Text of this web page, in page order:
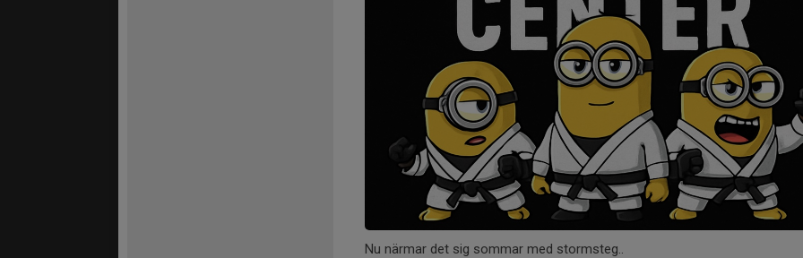
Nu närmar det sig sommar med stormsteg..